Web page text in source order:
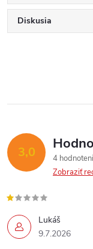
Diskusia
3,0
4
Zobraziť
Lukáš
9.7.2026